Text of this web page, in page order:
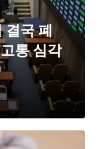
결국 폐
통 심각